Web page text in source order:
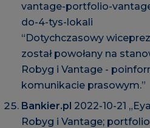
vantage-portfolio-
do-4-tys-lokali
“Dotychczasowy
został powołany na
Robyg i Vantage -
komunikacie prasowym.”
Bankier.pl 2022-10-21
Robyg i Vantage;